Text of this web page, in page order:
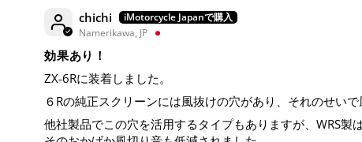
chichi
Namerikawa, JP
効果あり！
ZX-6Rに装着しました。
６Rの純正スクリーンには風抜けの穴があり、それのせい
他社製品でこの穴を活用するタイプもありますが、WRS製